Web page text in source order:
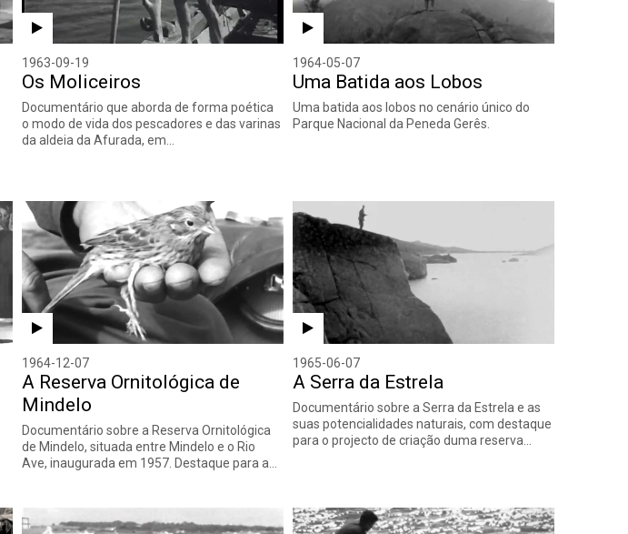
1963-09-19
Os Moliceiros
Documentário que aborda de forma poética
o modo de vida dos pescadores e das varinas
da aldeia da Afurada, em…
1964-05-07
Uma Batida aos Lobos
Uma batida aos lobos no cenário único do
Parque Nacional da Peneda Gerês.
1964-12-07
A Reserva Ornitológica de
Mindelo
Documentário sobre a Reserva Ornitológica
de Mindelo, situada entre Mindelo e o Rio
Ave, inaugurada em 1957. Destaque para a…
1965-06-07
A Serra da Estrela
Documentário sobre a Serra da Estrela e as
suas potencialidades naturais, com destaque
para o projecto de criação duma reserva…